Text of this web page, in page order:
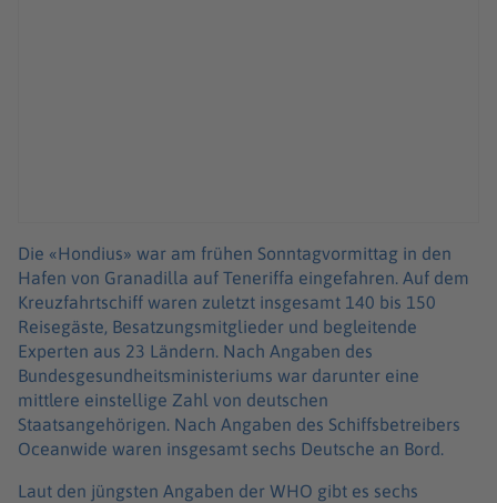
Die «Hondius» war am frühen Sonntagvormittag in den
Hafen von Granadilla auf Teneriffa eingefahren. Auf dem
Kreuzfahrtschiff waren zuletzt insgesamt 140 bis 150
Reisegäste, Besatzungsmitglieder und begleitende
Experten aus 23 Ländern. Nach Angaben des
Bundesgesundheitsministeriums war darunter eine
mittlere einstellige Zahl von deutschen
Staatsangehörigen. Nach Angaben des Schiffsbetreibers
Oceanwide waren insgesamt sechs Deutsche an Bord.
Laut den jüngsten Angaben der WHO gibt es sechs